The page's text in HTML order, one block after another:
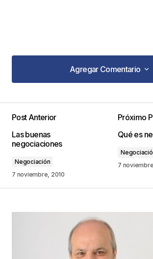
Agregar Comentario
Agregar Comentario
De lo mejor este artículo!!!-
teresa benedetti
8 noviembre, 2010 at 7:53 am
publicada. Los campos obligatorios
marcados con*
*
Post Anterior
Las buenas
negociaciones
Negociación
7 noviembre, 2010
Próximo
Qué es
7